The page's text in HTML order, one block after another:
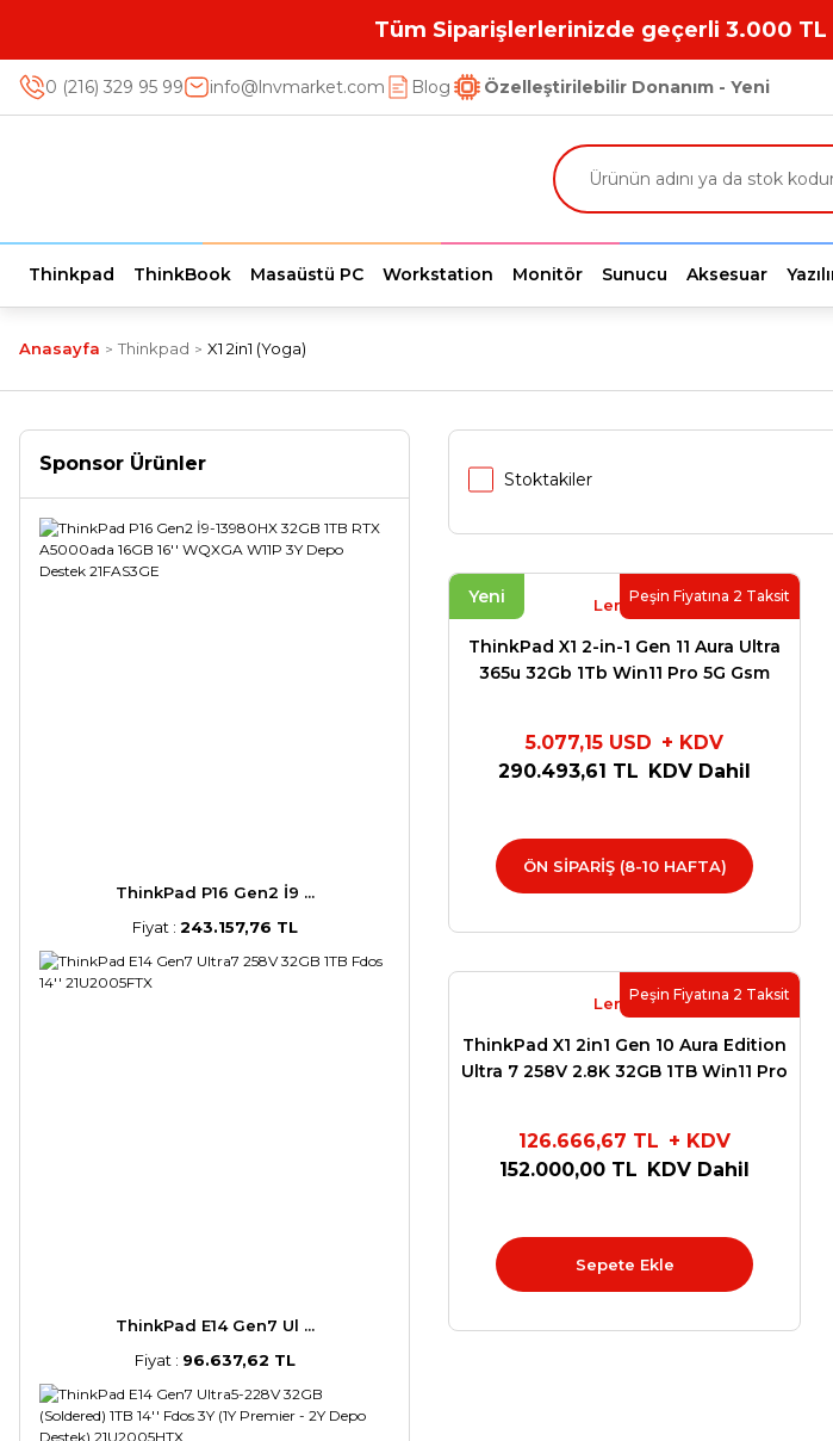
Tüm Siparişlerlerinizde geçerli 3.000
0 (216) 329 95 99 info@lnvmarket.com Blog Özelleştirilebilir Donanım - Yeni
Thinkpad ThinkBook Masaüstü PC Workstation Monitör Sunucu Aksesuar
Anasayfa Thinkpad X1 2in1 (Yoga)
Sponsor Ürünler
ThinkPad P16 Gen2 İ9 ...
Fiyat : 243.157,76 TL
ThinkPad E14 Gen7 Ul ...
Fiyat : 96.637,62 TL
Stoktakiler
Yeni Peşin Fiyatına 2 Taksit
Lenovo
ThinkPad X1 2-in-1 Gen 11 Aura Ultra
365u 32Gb 1Tb Win11 Pro 5G Gsm
5.077,15 USD + KDV
290.493,61 TL KDV Dahil
ÖN SİPARİŞ (8-10 HAFTA)
Peşin Fiyatına 2 Taksit
Lenovo
ThinkPad X1 2in1 Gen 10 Aura Edition
Ultra 7 258V 2.8K 32GB 1TB Win11 Pro
126.666,67 TL + KDV
152.000,00 TL KDV Dahil
Sepete Ekle